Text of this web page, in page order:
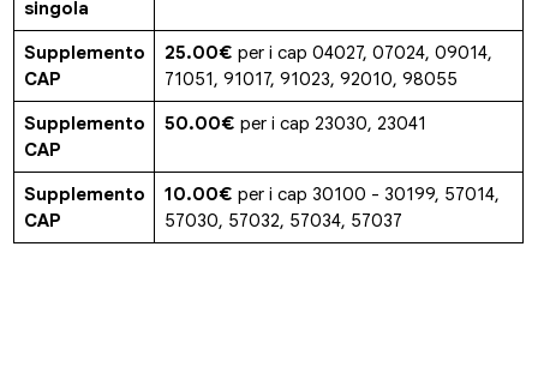
singola
Supplemento
CAP
25.00€ per i cap 04027, 07024, 09014,
71051, 91017, 91023, 92010, 98055
Supplemento
CAP
50.00€ per i cap 23030, 23041
Supplemento
CAP
10.00€ per i cap 30100 - 30199, 57014,
57030, 57032, 57034, 57037